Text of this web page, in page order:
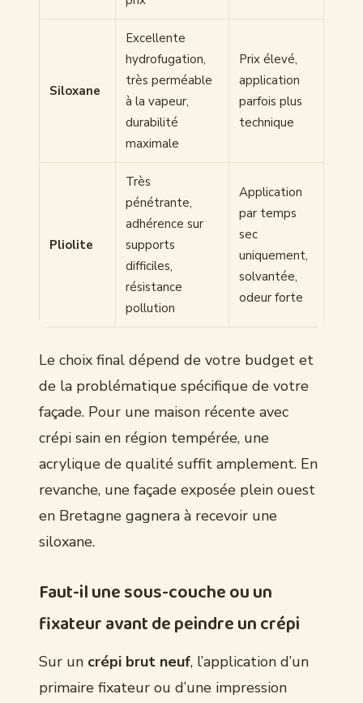
Siloxane
Excellente
hydrofugation,
très perméable
à la vapeur,
durabilité
maximale
Prix élevé,
application
parfois plus
technique
Pliolite
Très
pénétrante,
adhérence sur
supports
difficiles,
résistance
pollution
Application
par temps
sec
uniquement,
solvantée,
odeur forte
Le choix final dépend de votre budget et
de la problématique spécifique de votre
façade. Pour une maison récente avec
crépi sain en région tempérée, une
acrylique de qualité suffit amplement. En
revanche, une façade exposée plein ouest
en Bretagne gagnera à recevoir une
siloxane.
Faut-il une sous-couche ou un
fixateur avant de peindre un crépi
Sur un crépi brut neuf, l’application d’un
primaire fixateur ou d’une impression